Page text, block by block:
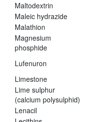
Maltodextrin
Maleic hydrazide
Malathion
Magnesium
phosphide
Lufenuron
Limestone
Lime sulphur
(calcium polysulphid)
Lenacil